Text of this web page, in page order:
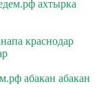
ахтырка
краснодар
абакан абакан